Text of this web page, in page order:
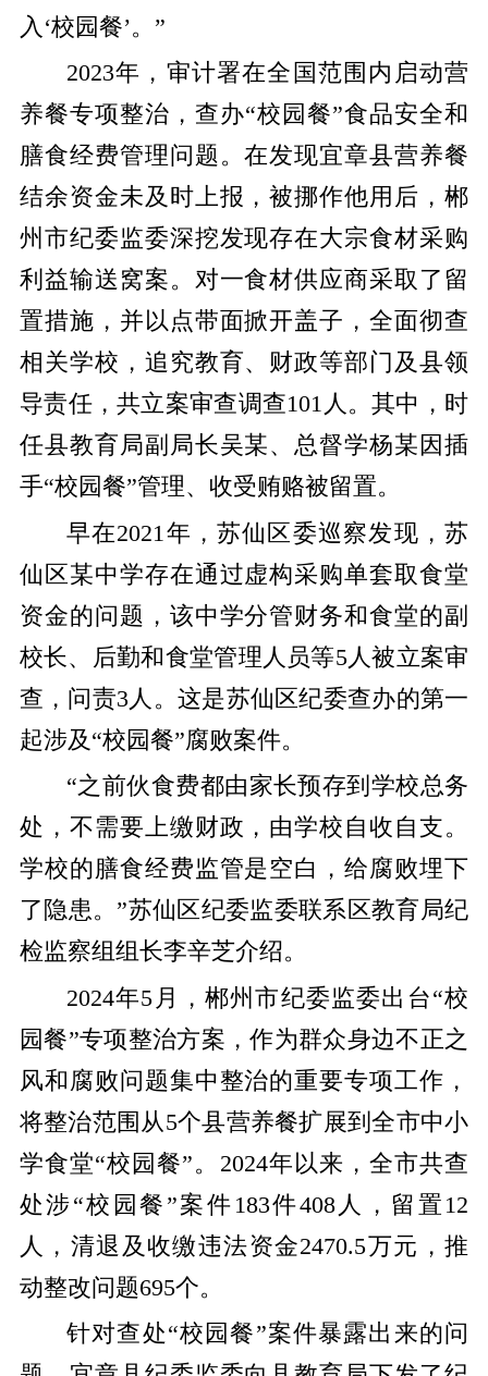
入‘校园餐’。”
2023年，审计署在全国范围内启动营
养餐专项整治，查办“校园餐”食品安全和
膳食经费管理问题。在发现宜章县营养餐
结余资金未及时上报，被挪作他用后，郴
州市纪委监委深挖发现存在大宗食材采购
利益输送窝案。对一食材供应商采取了留
置措施，并以点带面掀开盖子，全面彻查
相关学校，追究教育、财政等部门及县领
导责任，共立案审查调查101人。其中，时
任县教育局副局长吴某、总督学杨某因插
手“校园餐”管理、收受贿赂被留置。
早在2021年，苏仙区委巡察发现，苏
仙区某中学存在通过虚构采购单套取食堂
资金的问题，该中学分管财务和食堂的副
校长、后勤和食堂管理人员等5人被立案审
查，问责3人。这是苏仙区纪委查办的第一
起涉及“校园餐”腐败案件。
“之前伙食费都由家长预存到学校总务
处，不需要上缴财政，由学校自收自支。
学校的膳食经费监管是空白，给腐败埋下
了隐患。”苏仙区纪委监委联系区教育局纪
检监察组组长李辛芝介绍。
2024年5月，郴州市纪委监委出台“校
园餐”专项整治方案，作为群众身边不正之
风和腐败问题集中整治的重要专项工作，
将整治范围从5个县营养餐扩展到全市中小
学食堂“校园餐”。2024年以来，全市共查
处涉“校园餐”案件183件408人，留置12
人，清退及收缴违法资金2470.5万元，推
动整改问题695个。
针对查处“校园餐”案件暴露出来的问